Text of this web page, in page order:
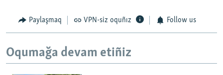
Paylaşmaq VPN-siz oquñız Follow us
Oqumağa devam etiñiz